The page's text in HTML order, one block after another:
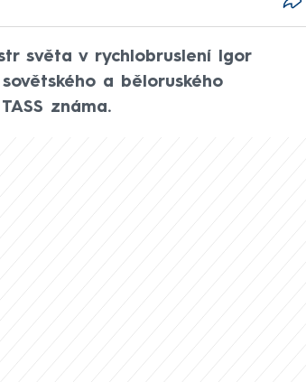
světa v rychlobruslení Igor
a běloruského
známa.